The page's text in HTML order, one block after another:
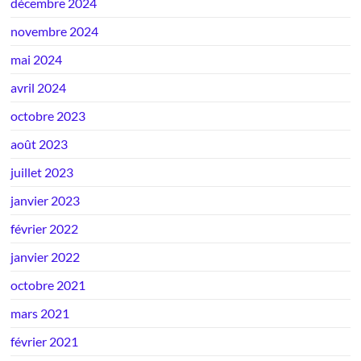
novembre 2024
mai 2024
avril 2024
octobre 2023
août 2023
juillet 2023
janvier 2023
février 2022
janvier 2022
octobre 2021
mars 2021
février 2021